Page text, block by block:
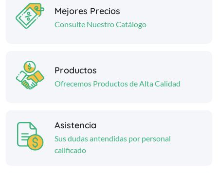
Mejores Precios
Consulte Nuestro Catálogo
Productos
Ofrecemos Productos de Alta Calidad
Asistencia
Sus dudas antendidas por personal
calificado